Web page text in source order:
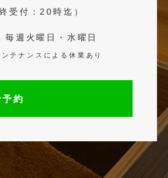
終受付：20時迄）
毎週火曜日・水曜日
テナンスによる休業あり
約